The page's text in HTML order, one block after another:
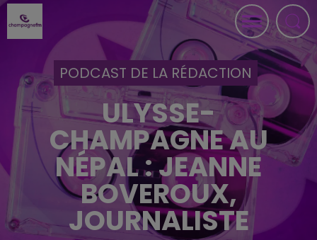
PODCAST DE LA RÉDACTION
ULYSSE-
CHAMPAGNE AU
NÉPAL : JEANNE
BOVEROUX,
JOURNALISTE